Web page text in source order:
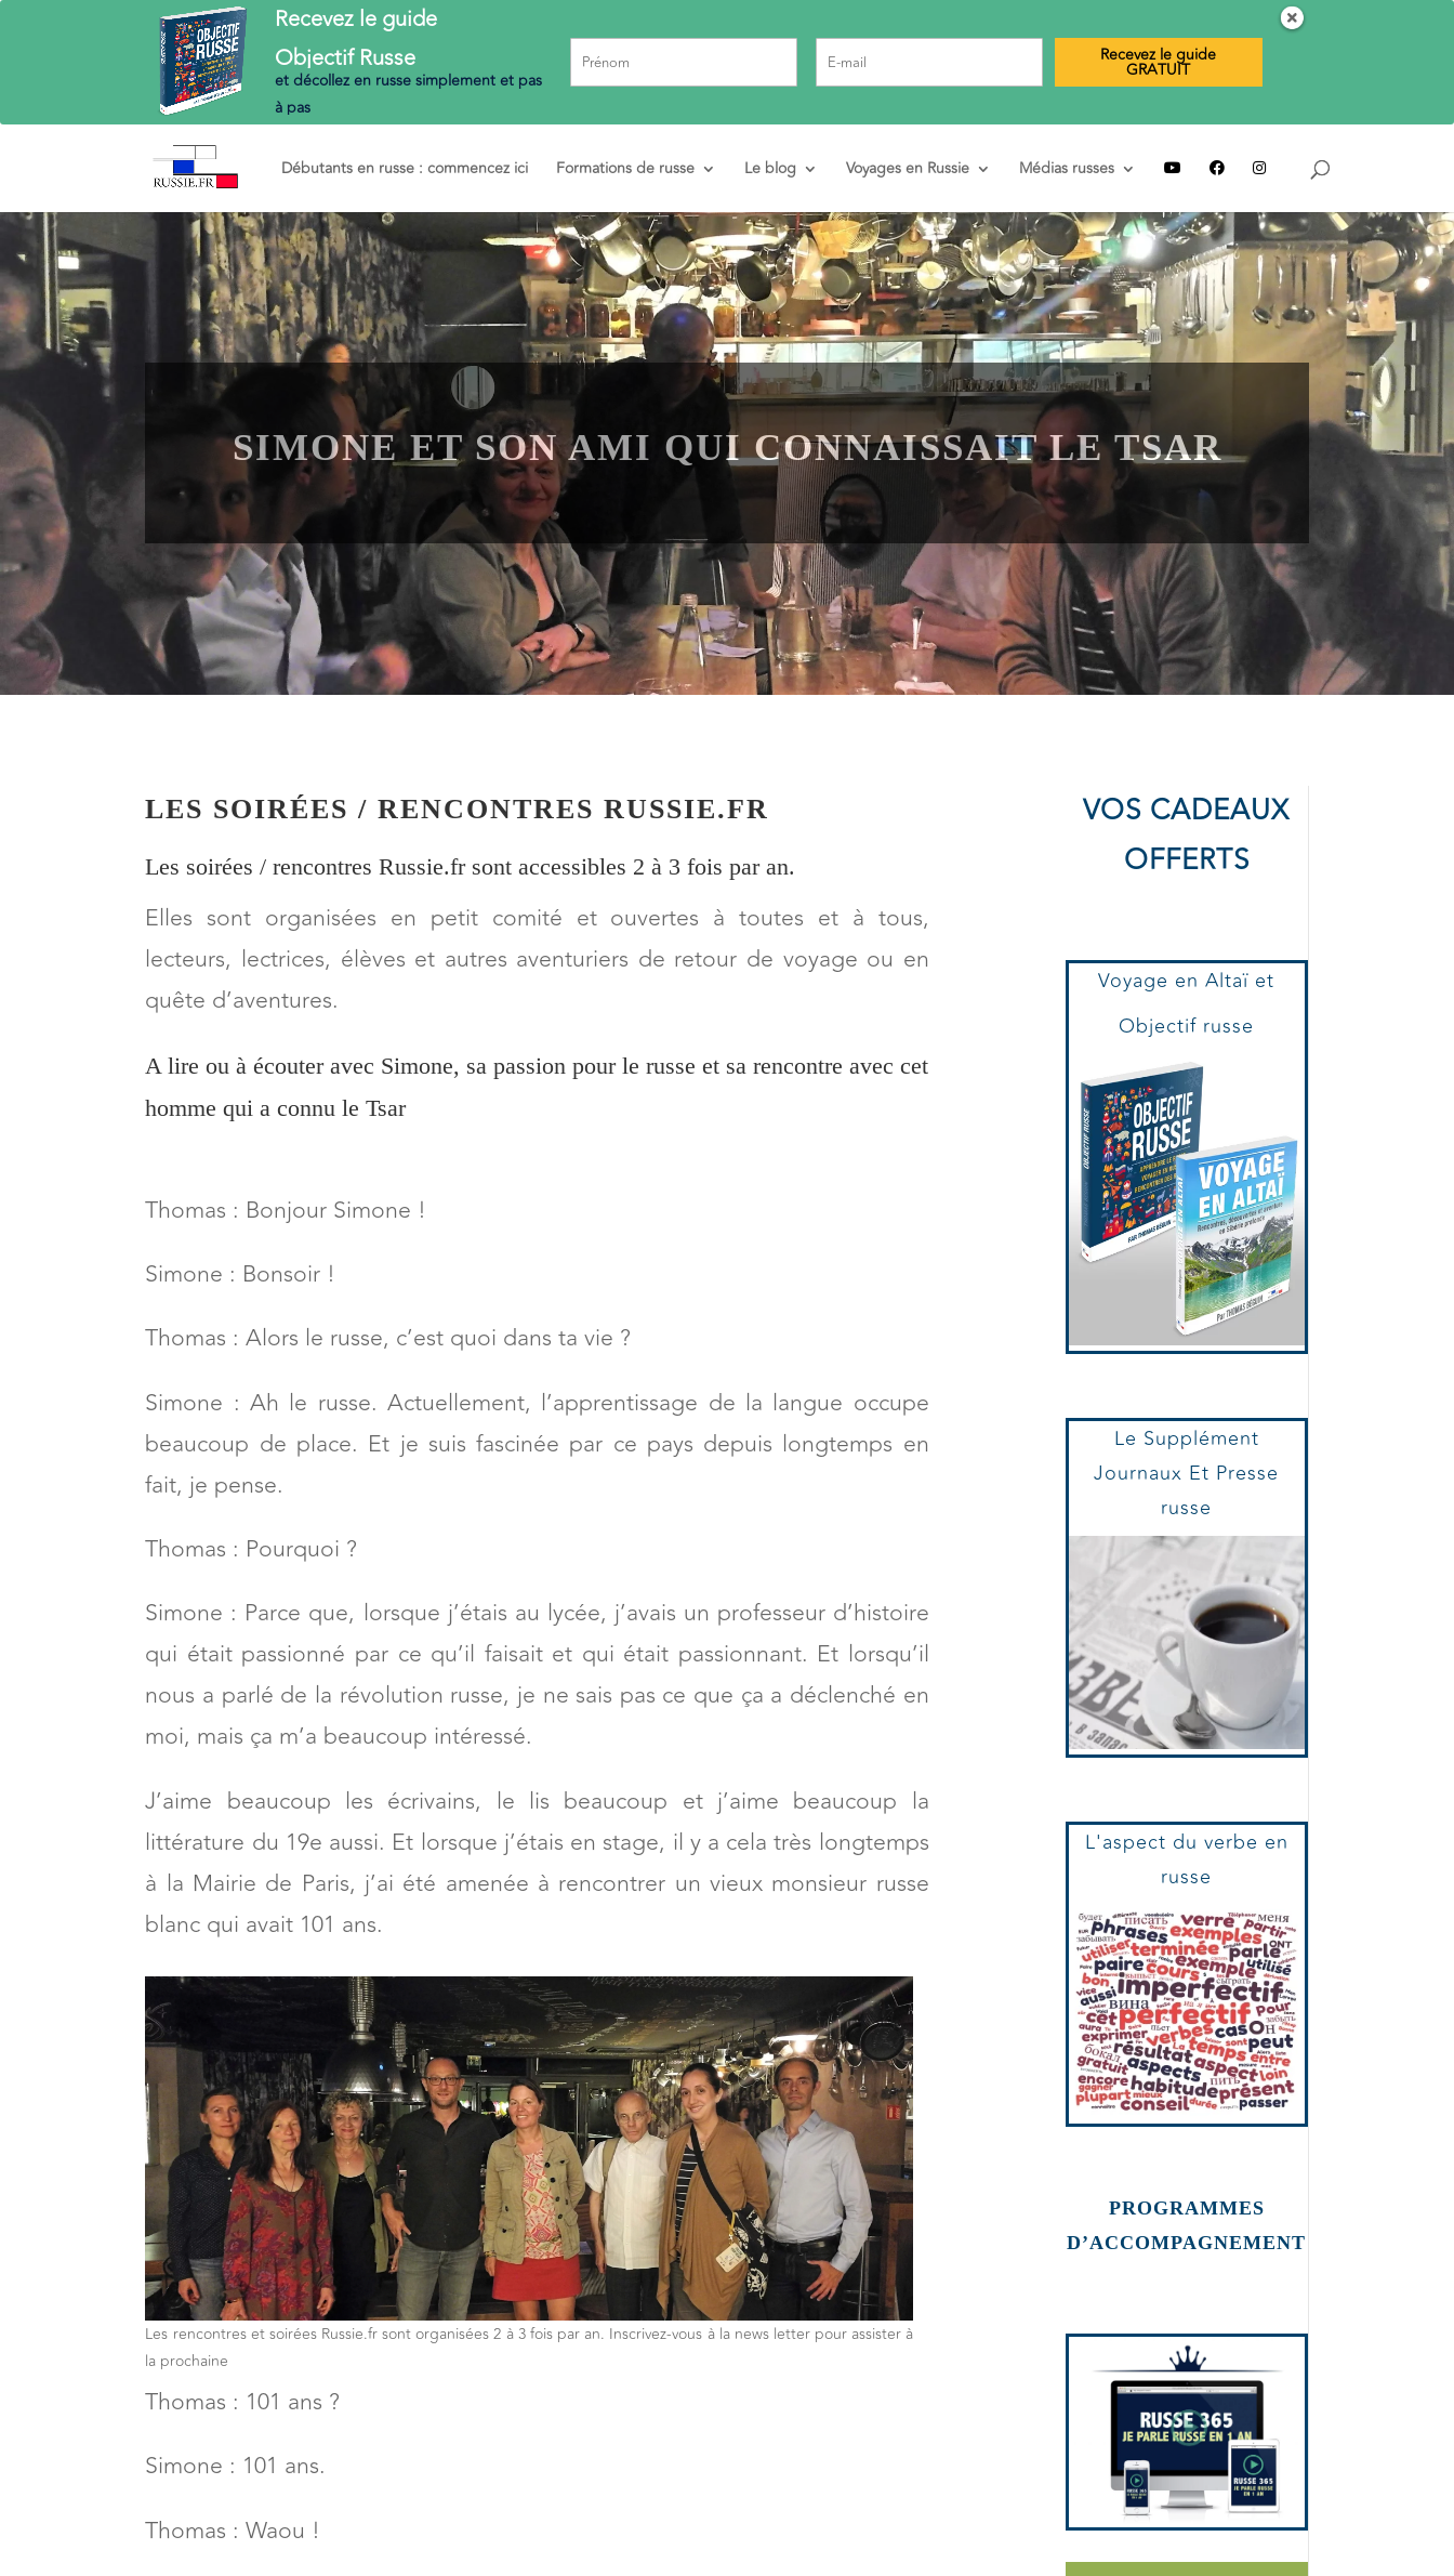
Débutants en russe : commencez ici Formations de russe Le blog Voyages en Russie Médias russes
SIMONE ET SON AMI QUI CONNAISSAIT LE TSAR
LES SOIRÉES / RENCONTRES RUSSIE.FR
Les soirées / rencontres Russie.fr sont accessibles 2 à 3 fois par an.
Elles sont organisées en petit comité et ouvertes à toutes et à tous,
lecteurs, lectrices, élèves et autres aventuriers de retour de voyage ou en
quête d’aventures.
A lire ou à écouter avec Simone, sa passion pour le russe et sa rencontre avec cet
homme qui a connu le Tsar
Thomas : Bonjour Simone !
Simone : Bonsoir !
Thomas : Alors le russe, c’est quoi dans ta vie ?
Simone : Ah le russe. Actuellement, l’apprentissage de la langue occupe
beaucoup de place. Et je suis fascinée par ce pays depuis longtemps en
fait, je pense.
Thomas : Pourquoi ?
Simone : Parce que, lorsque j’étais au lycée, j’avais un professeur d’histoire
qui était passionné par ce qu’il faisait et qui était passionnant. Et lorsqu’il
nous a parlé de la révolution russe, je ne sais pas ce que ça a déclenché en
moi, mais ça m’a beaucoup intéressé.
J’aime beaucoup les écrivains, le lis beaucoup et j’aime beaucoup la
littérature du 19e aussi. Et lorsque j’étais en stage, il y a cela très longtemps
à la Mairie de Paris, j’ai été amenée à rencontrer un vieux monsieur russe
blanc qui avait 101 ans.
Les rencontres et soirées Russie.fr sont organisées 2 à 3 fois par an. Inscrivez-vous à la news letter pour assister à
la prochaine
Thomas : 101 ans ?
Simone : 101 ans.
Thomas : Waou !
VOS CADEAUX
OFFERTS
Voyage en Altaï et
Objectif russe
Le Supplément
Journaux Et Presse
russe
L'aspect du verbe en
russe
PROGRAMMES
D’ACCOMPAGNEMENT
Recevez le guide
ObjectifRusse
et décollez en russesimplement et pas
à pas
Recevez le guide
GRATUIT